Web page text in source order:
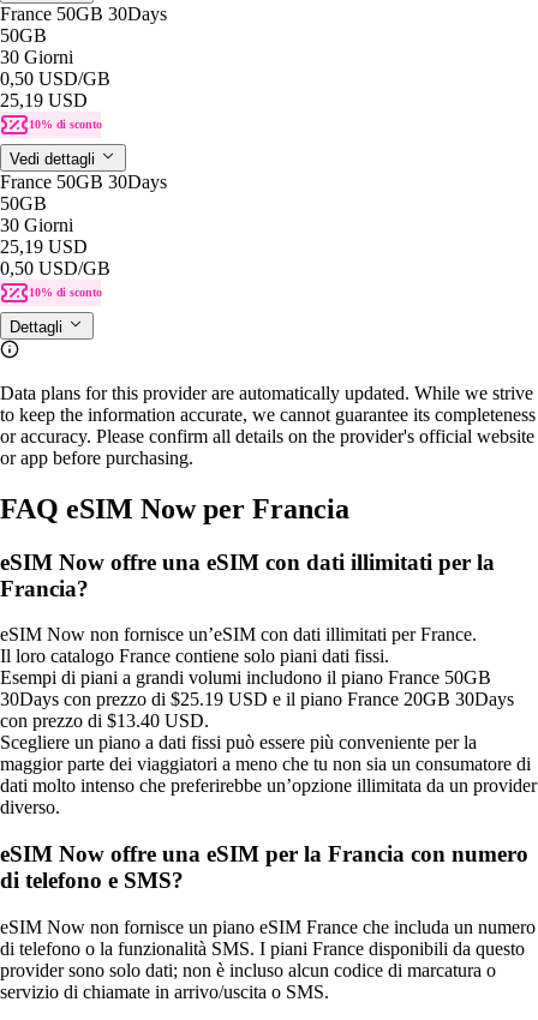
France 50GB 30Days
50GB
30 Giorni
0,50 USD/GB
25,19 USD
10% di sconto
Vedi dettagli
France 50GB 30Days
50GB
30 Giorni
25,19 USD
0,50 USD/GB
10% di sconto
Dettagli
Data plans for this provider are automatically updated. While we strive
to keep the information accurate, we cannot guarantee its completeness
or accuracy. Please confirm all details on the provider's official website
or app before purchasing.
FAQ eSIM Now per Francia
eSIM Now offre una eSIM con dati illimitati per la
Francia?
eSIM Now non fornisce un’eSIM con dati illimitati per France.
Il loro catalogo France contiene solo piani dati fissi.
Esempi di piani a grandi volumi includono il piano France 50GB
30Days con prezzo di $25.19 USD e il piano France 20GB 30Days
con prezzo di $13.40 USD.
Scegliere un piano a dati fissi può essere più conveniente per la
maggior parte dei viaggiatori a meno che tu non sia un consumatore di
dati molto intenso che preferirebbe un’opzione illimitata da un provider
diverso.
eSIM Now offre una eSIM per la Francia con numero
di telefono e SMS?
eSIM Now non fornisce un piano eSIM France che includa un numero
di telefono o la funzionalità SMS. I piani France disponibili da questo
provider sono solo dati; non è incluso alcun codice di marcatura o
servizio di chiamate in arrivo/uscita o SMS.